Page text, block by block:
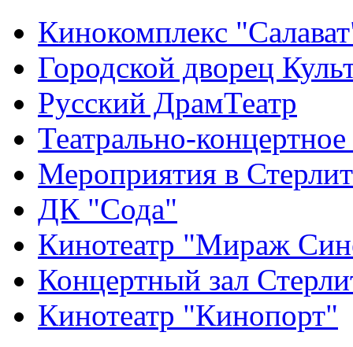
Кинокомплекс
Городской дворец
Русский ДрамТеатр
Театрально-
Мероприятия в
ДК "Сода"
Кинотеатр "Мираж
Концертный зал
Кинотеатр "Кинопорт"